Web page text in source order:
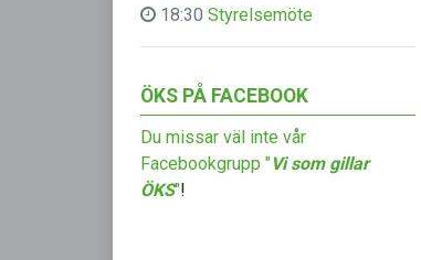
18:30 Styrelsemöte
ÖKS PÅ FACEBOOK
Du missar väl inte vår
Facebookgrupp "Vi som gillar
ÖKS"!